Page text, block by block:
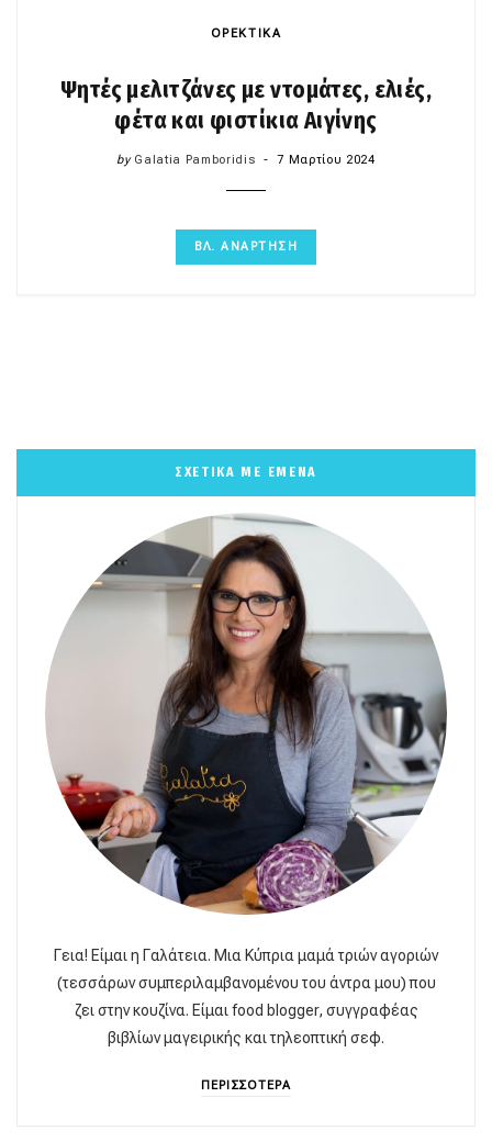
ΟΡΕΚΤΙΚΑ
Ψητές μελιτζάνες με ντομάτες, ελιές,
φέτα και φιστίκια Αιγίνης
by Galatia Pamboridis 7 Μαρτίου 2024
ΒΛ. ΑΝΑΡΤΗΣΗ
ΣΧΕΤΙΚΑ ΜΕ ΕΜΕΝΑ
Γεια! Είμαι η Γαλάτεια. Μια Κύπρια μαμά τριών αγοριών
(τεσσάρων συμπεριλαμβανομένου του άντρα μου) που
ζει στην κουζίνα. Είμαι food blogger, συγγραφέας
βιβλίων μαγειρικής και τηλεοπτική σεφ.
ΠΕΡΙΣΣΟΤΕΡΑ